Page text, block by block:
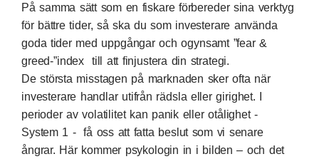
På samma sätt som en fiskare förbereder sina verktyg
för bättre tider, så ska du som investerare använda
goda tider med uppgångar och ogynsamt ”fear &
greed-”index till att finjustera din strategi.
De största misstagen på marknaden sker ofta när
investerare handlar utifrån rädsla eller girighet. I
perioder av volatilitet kan panik eller otålighet -
System 1 - få oss att fatta beslut som vi senare
ångrar. Här kommer psykologin in i bilden – och det